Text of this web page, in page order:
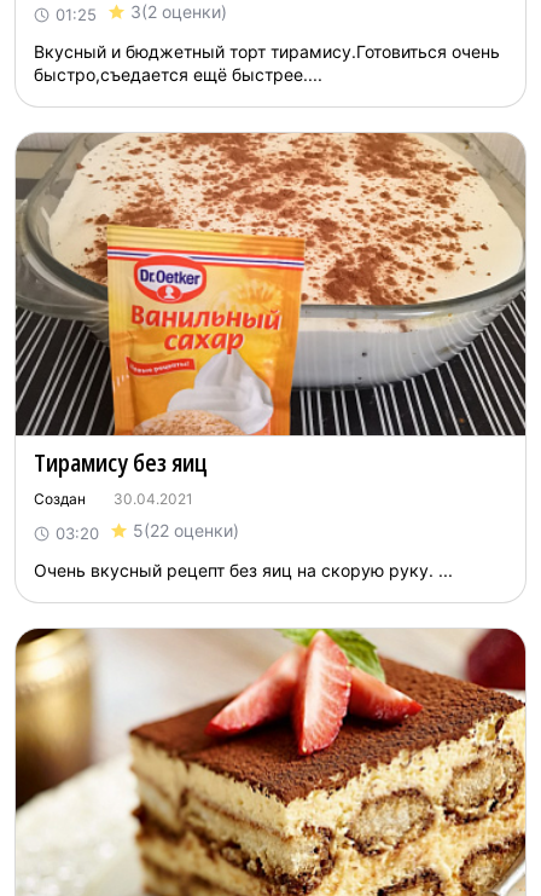
01:25 3(2 оценки)
Вкусный и бюджетный торт тирамису.Готовиться очень
быстро,съедается ещё быстрее....
Тирамису без яиц
Создан 30.04.2021
03:20 5(22 оценки)
Очень вкусный рецепт без яиц на скорую руку. ...